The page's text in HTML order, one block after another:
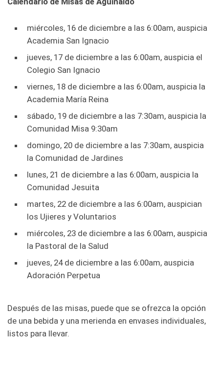
miércoles, 16 de diciembre a las 6:00am, auspicia
Academia San Ignacio
jueves, 17 de diciembre a las 6:00am, auspicia el
Colegio San Ignacio
viernes, 18 de diciembre a las 6:00am, auspicia la
Academia María Reina
sábado, 19 de diciembre a las 7:30am, auspicia la
Comunidad Misa 9:30am
domingo, 20 de diciembre a las 7:30am, auspicia
la Comunidad de Jardines
lunes, 21 de diciembre a las 6:00am, auspicia la
Comunidad Jesuita
martes, 22 de diciembre a las 6:00am, auspician
los Ujieres y Voluntarios
miércoles, 23 de diciembre a las 6:00am, auspicia
la Pastoral de la Salud
jueves, 24 de diciembre a las 6:00am, auspicia
Adoración Perpetua
Después de las misas, puede que se ofrezca la opción
de una bebida y una merienda en envases individuales,
listos para llevar.